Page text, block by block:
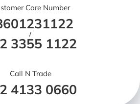
Care Number
/
3355 1122
Call N Trade
4133 0660